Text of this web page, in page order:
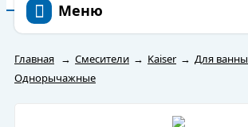
Меню
Главная → Смесители → Kaiser → Для ванны
Однорычажные